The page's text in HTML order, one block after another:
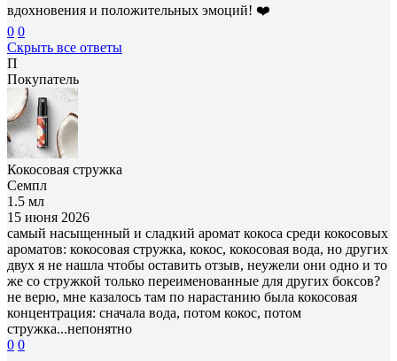
вдохновения и положительных эмоций! ❤️
0 0
Скрыть все ответы
П
Покупатель
Кокосовая стружка
Семпл
1.5 мл
15 июня 2026
самый насыщенный и сладкий аромат кокоса среди кокосовых
ароматов: кокосовая стружка, кокос, кокосовая вода, но других
двух я не нашла чтобы оставить отзыв, неужели они одно и то
же со стружкой только переименованные для других боксов?
не верю, мне казалось там по нарастанию была кокосовая
концентрация: сначала вода, потом кокос, потом
стружка...непонятно
0 0